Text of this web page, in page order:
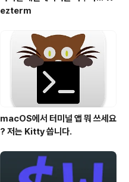
ezterm
macOS에서 터미널 앱 뭐 쓰세요
? 저는 Kitty 씁니다.